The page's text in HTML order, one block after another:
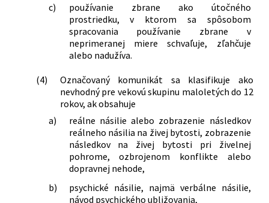
c)
používanie zbrane ako útočného
prostriedku, v ktorom sa spôsobom
spracovania používanie zbrane v
neprimeranej miere schvaľuje, zľahčuje
alebo nadužíva.
(4)
Označovaný komunikát sa klasifikuje ako
nevhodný pre vekovú skupinu maloletých do 12
rokov, ak obsahuje
a)
reálne násilie alebo zobrazenie následkov
reálneho násilia na živej bytosti, zobrazenie
následkov na živej bytosti pri živelnej
pohrome, ozbrojenom konflikte alebo
dopravnej nehode,
b)
psychické násilie, najmä verbálne násilie,
návod psychického ubližovania,